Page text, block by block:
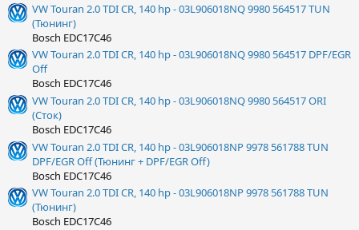
VW Touran 2.0 TDI CR, 140 hp - 03L906018NQ 9980 564517 TUN
(Тюнинг)
Bosch EDC17C46
VW Touran 2.0 TDI CR, 140 hp - 03L906018NQ 9980 564517 DPF/EGR
Off
Bosch EDC17C46
VW Touran 2.0 TDI CR, 140 hp - 03L906018NQ 9980 564517 ORI
(Сток)
Bosch EDC17C46
VW Touran 2.0 TDI CR, 140 hp - 03L906018NP 9978 561788 TUN
DPF/EGR Off (Тюнинг + DPF/EGR Off)
Bosch EDC17C46
VW Touran 2.0 TDI CR, 140 hp - 03L906018NP 9978 561788 TUN
(Тюнинг)
Bosch EDC17C46